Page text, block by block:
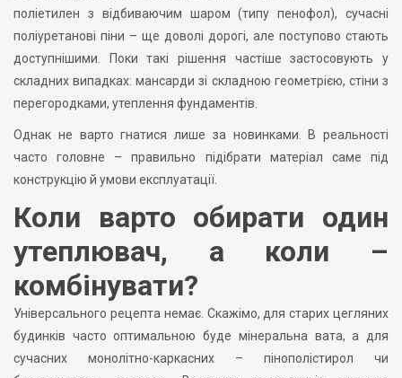
поліетилен з відбиваючим шаром (типу пенофол), сучасні
поліуретанові піни – ще доволі дорогі, але поступово стають
доступнішими. Поки такі рішення частіше застосовують у
складних випадках: мансарди зі складною геометрією, стіни з
перегородками, утеплення фундаментів.
Однак не варто гнатися лише за новинками. В реальності
часто головне – правильно підібрати матеріал саме під
конструкцію й умови експлуатації.
Коли варто обирати один
утеплювач, а коли –
комбінувати?
Універсального рецепта немає. Скажімо, для старих цегляних
будинків часто оптимальною буде мінеральна вата, а для
сучасних монолітно-каркасних – пінополістирол чи